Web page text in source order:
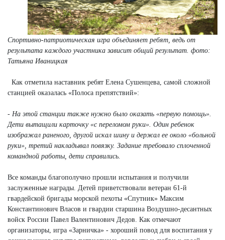
Спортивно-патриотическая игра объединяет ребят, ведь от
результата каждого участника зависит общий результат. фото:
Татьяна Иваницкая
Как отметила наставник ребят Елена Сушенцева, самой сложной
станцией оказалась «Полоса препятствий»:
- На этой станции также нужно было оказать «первую помощь».
Дети вытащили карточку «с переломом руки». Один ребенок
изображал раненого, другой искал шину и держал ее около «больной
руки», третий накладывал повязку. Задание требовало сплоченной
командной работы, дети справились.
Все команды благополучно прошли испытания и получили
заслуженные награды. Детей приветствовали ветеран 61-й
гвардейской бригады морской пехоты «Спутник» Максим
Константинович Власов и гвардии старшина Воздушно-десантных
войск России Павел Валентинович Дедов. Как отмечают
организаторы, игра «Зарничка» - хороший повод для воспитания у